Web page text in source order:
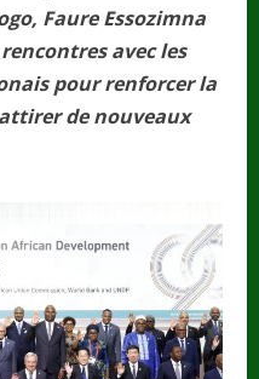
Faure Essozimna
avec les
pour renforcer la
de nouveaux